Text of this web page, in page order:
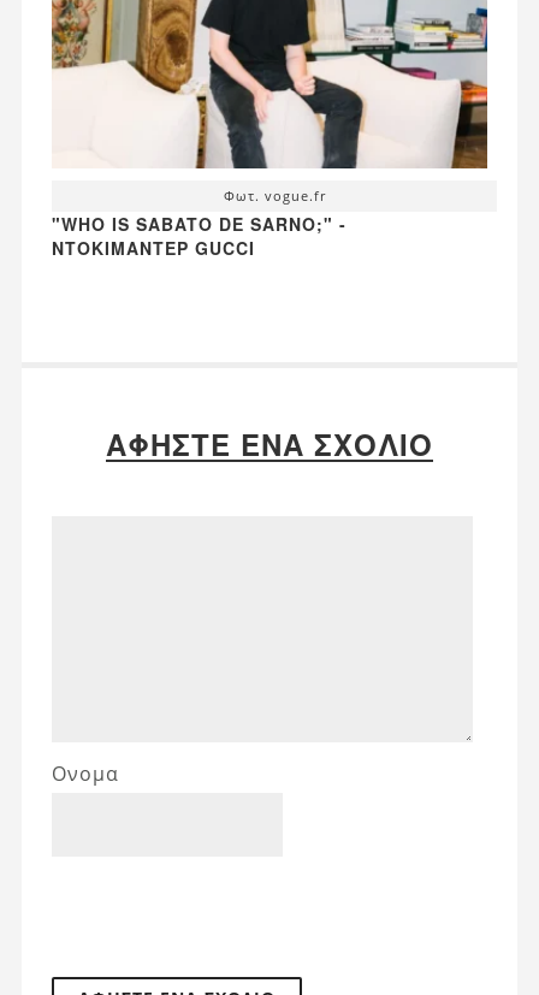
Φωτ. vogue.fr
"WHO IS SABATO DE SARNO;" -
ΝΤΟΚΙΜΑΝΤΈΡ GUCCI
ΑΦΉΣΤΕ ΈΝΑ ΣΧΌΛΙΟ
Ονομα